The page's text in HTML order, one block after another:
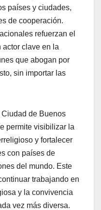
países y ciudades,
de cooperación.
refuerzan el
actor clave en la
que abogan por
sin importar las
de Buenos
permite visibilizar la
y fortalecer
con países de
del mundo. Este
trabajando en
y la convivencia
vez más diversa.